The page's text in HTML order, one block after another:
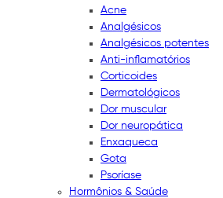
Acne
Analgésicos
Analgésicos potentes
Anti-inflamatórios
Corticoides
Dermatológicos
Dor muscular
Dor neuropática
Enxaqueca
Gota
Psoríase
Hormônios & Saúde